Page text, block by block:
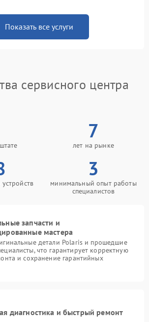
Показать все услуги
сервисного центра
7
лет на рынке
3
минимальный опыт работы
специалистов
запчасти и
мастера
детали Polaris и прошедшие
что гарантирует корректную
и сохранение гарантийных
диагностика и быстрый ремонт